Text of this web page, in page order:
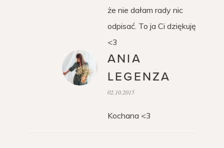
że nie dałam rady nic
odpisać. To ja Ci dziękuję
<3
ANIA
LEGENZA
02.10.2015
Kochana <3